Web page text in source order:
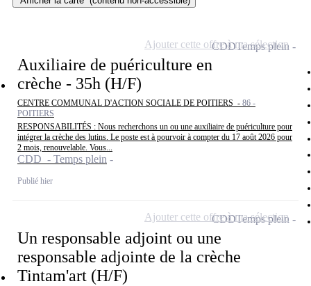
Auxiliaire de puériculture en
crèche - 35h (H/F)
CENTRE COMMUNAL D'ACTION SOCIALE DE POITIERS - 86 -
POITIERS
RESPONSABILITÉS : Nous recherchons un ou une auxiliaire de puériculture pour
intégrer la crèche des lutins. Le poste est à pourvoir à compter du 17 août 2026 pour
2 mois, renouvelable. Vous...
CDD - Temps plein
Publié hier
CDDTemps plein
Ajouter cette offre à ma sélection
Un responsable adjoint ou une
responsable adjointe de la crèche
Tintam'art (H/F)
CDDTemps plein
Ajouter cette offre à ma sélection